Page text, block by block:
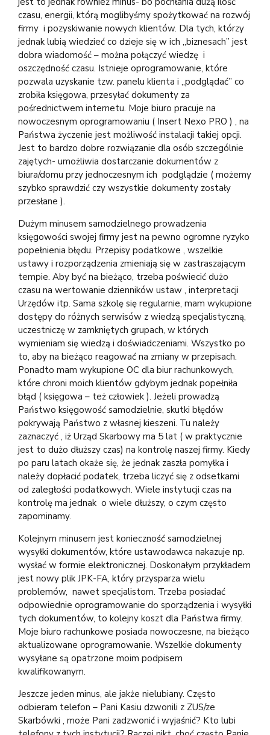
czasu, energii, którą moglibyśmy spożytkować na rozwój
firmy i pozyskiwanie nowych klientów. Dla tych, którzy
jednak lubią wiedzieć co dzieje się w ich „biznesach” jest
dobra wiadomość – można połączyć wiedzę i
oszczędność czasu. Istnieje oprogramowanie, które
pozwala uzyskanie tzw. panelu klienta i „podglądać” co
zrobiła księgowa, przesyłać dokumenty za
pośrednictwem internetu. Moje biuro pracuje na
nowoczesnym oprogramowaniu ( Insert Nexo PRO ) , na
Państwa życzenie jest możliwość instalacji takiej opcji.
Jest to bardzo dobre rozwiązanie dla osób szczególnie
zajętych- umożliwia dostarczanie dokumentów z
biura/domu przy jednoczesnym ich podglądzie ( możemy
szybko sprawdzić czy wszystkie dokumenty zostały
przesłane ).
Dużym minusem samodzielnego prowadzenia
księgowości swojej firmy jest na pewno ogromne ryzyko
popełnienia błędu. Przepisy podatkowe , wszelkie
ustawy i rozporządzenia zmieniają się w zastraszającym
tempie. Aby być na bieżąco, trzeba poświecić dużo
czasu na wertowanie dzienników ustaw , interpretacji
Urzędów itp. Sama szkolę się regularnie, mam wykupione
dostępy do różnych serwisów z wiedzą specjalistyczną,
uczestniczę w zamkniętych grupach, w których
wymieniam się wiedzą i doświadczeniami. Wszystko po
to, aby na bieżąco reagować na zmiany w przepisach.
Ponadto mam wykupione OC dla biur rachunkowych,
które chroni moich klientów gdybym jednak popełniła
błąd ( księgowa – też człowiek ). Jeżeli prowadzą
Państwo księgowość samodzielnie, skutki błędów
pokrywają Państwo z własnej kieszeni. Tu należy
zaznaczyć , iż Urząd Skarbowy ma 5 lat ( w praktycznie
jest to dużo dłuższy czas) na kontrolę naszej firmy. Kiedy
po paru latach okaże się, że jednak zaszła pomyłka i
należy dopłacić podatek, trzeba liczyć się z odsetkami
od zaległości podatkowych. Wiele instytucji czas na
kontrolę ma jednak o wiele dłuższy, o czym często
zapominamy.
Kolejnym minusem jest konieczność samodzielnej
wysyłki dokumentów, które ustawodawca nakazuje np.
wysłać w formie elektronicznej. Doskonałym przykładem
jest nowy plik JPK-FA, który przysparza wielu
problemów, nawet specjalistom. Trzeba posiadać
odpowiednie oprogramowanie do sporządzenia i wysyłki
tych dokumentów, to kolejny koszt dla Państwa firmy.
Moje biuro rachunkowe posiada nowoczesne, na bieżąco
aktualizowane oprogramowanie. Wszelkie dokumenty
wysyłane są opatrzone moim podpisem
kwalifikowanym.
Jeszcze jeden minus, ale jakże nielubiany. Często
odbieram telefon – Pani Kasiu dzwonili z ZUS/ze
Skarbówki , może Pani zadzwonić i wyjaśnić? Kto lubi